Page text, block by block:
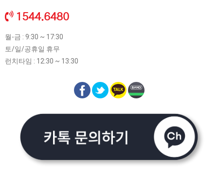
1544.6480
월-금 : 9:30 ~ 17:30
토/일/공휴일 휴무
런치타임 : 12:30 ~ 13:30